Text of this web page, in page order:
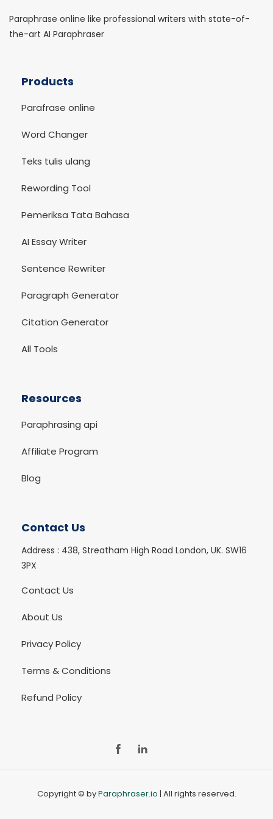
Paraphrase online like professional writers with state-of-
the-art AI Paraphraser
Products
Parafrase online
Word Changer
Teks tulis ulang
Rewording Tool
Pemeriksa Tata Bahasa
AI Essay Writer
Sentence Rewriter
Paragraph Generator
Citation Generator
All Tools
Resources
Paraphrasing api
Affiliate Program
Blog
Contact Us
Address : 438, Streatham High Road London, UK. SW16
3PX
Contact Us
About Us
Privacy Policy
Terms & Conditions
Refund Policy
FB Ln
Copyright © byParaphraser.io | All rights reserved.